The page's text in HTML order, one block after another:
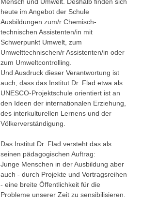
heute im Angebot der Schule
Ausbildungen zum/r Chemisch-
technischen Assistenten/in mit
Schwerpunkt Umwelt, zum
Umwelttechnischen/r Assistenten/in oder
zum Umweltcontrolling.
Und Ausdruck dieser Verantwortung ist
auch, dass das Institut Dr. Flad etwa als
UNESCO-Projektschule orientiert ist an
den Ideen der internationalen Erziehung,
des interkulturellen Lernens und der
Völkerverständigung.
Das Institut Dr. Flad versteht das als
seinen pädagogischen Auftrag:
Junge Menschen in der Ausbildung aber
auch - durch Projekte und Vortragsreihen
- eine breite Öffentlichkeit für die
Probleme unserer Zeit zu sensibilisieren.